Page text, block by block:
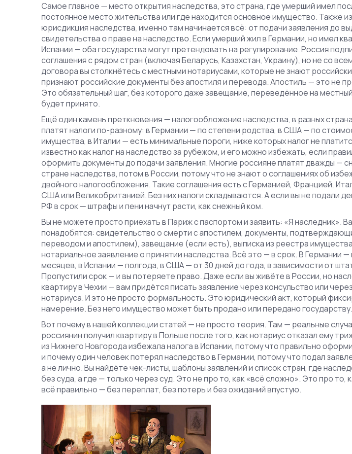
Самое главное —место открытия наследства,это страна, где умерший имел
постоянное место жительства или где находится основное имущество. Также
юрисдикция наследства, именно там начинается всё: от подачи заявления до
свидетельства о праве на наследство. Если умерший жил в Германии, но имел
Испании — оба государства могут претендовать на регулирование. Россия
соглашения с рядом стран (включая Беларусь, Казахстан, Украину), но не со
договора вы столкнётесь с местными нотариусами, которые не знают
признают российские документы без апостиля и перевода. Апостиль — это не
Это обязательный шаг, без которого даже завещание, переведённое на
будет принято.
Ещё один камень преткновения —налогообложение наследства,в разных
платят налоги по-разному: в Германии — по степени родства, в США — по
имущества, в Италии — есть минимальные пороги, ниже которых налог не
известно какналог на наследство за рубежом, и его можно избежать, если
оформить документы до подачи заявления. Многие россияне платят дважды —
стране наследства, потом в России, потому что не знают о соглашениях об
двойного налогообложения. Такие соглашения есть с Германией, Францией,
США или Великобританией. Без них налоги складываются. А если вы не подали
РФ в срок — штрафы и пени начнут расти, как снежный ком.
Вы не можете просто приехать в Париж с паспортом и заявить: «Я наследник».
понадобятся: свидетельство о смерти с апостилем, документы,
переводом и апостилем), завещание (если есть), выписка из реестра
нотариальное заявление о принятии наследства. Всё это — в срок. В Германии —
месяцев, в Испании — полгода, в США — от 30 дней до года, в зависимости от
Пропустили срок — и вы потеряете право. Даже если вы живёте в России, но
квартиру в Чехии — вам придётся писать заявление через консульство или
нотариуса. И это не просто формальность. Это юридический акт, который
намерение. Без него имущество может быть продано или передано государству.
Вот почему в нашей коллекции статей — не просто теория. Там — реальные
россиянин получил квартиру в Польше после того, как нотариус отказал ему
из Нижнего Новгорода избежала налога в Испании, потому что правильно
и почему один человек потерял наследство в Германии, потому что подал
а не лично. Вы найдёте чек-листы, шаблоны заявлений и список стран, где
без суда, а где — только через суд. Это не про то, как «всё сложно». Это про то,
всё правильно — без переплат, без потерь и без ожиданий впустую.